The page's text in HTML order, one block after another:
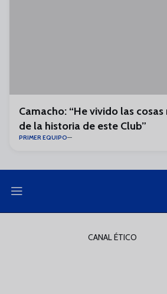
Camacho: “He vivido las
de la historia de este Club”
PRIMER EQUIPO
CANAL ÉTICO